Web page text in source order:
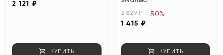
2 121 ₽
КУПИТЬ
2 829 ₽
1 415 ₽
-50%
КУПИТЬ